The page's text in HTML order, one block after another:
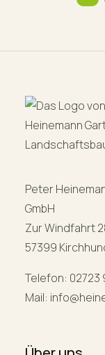
Peter
GmbH
Zur Windfahrt
57399
Telefon: 02723
Mail: